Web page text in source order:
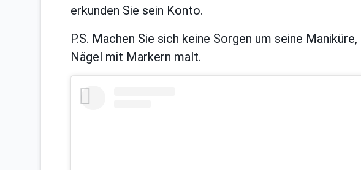
erkunden Sie sein Konto.
P.S. Machen Sie sich keine Sorgen um seine
Nägel mit Markern malt.